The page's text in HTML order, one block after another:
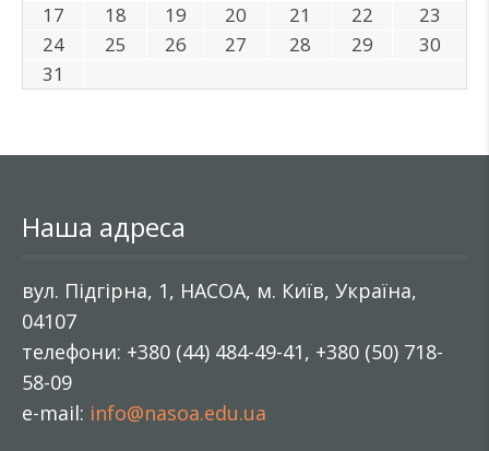
17
18 19 20 21 22
23
24
25 26 27 28 29
30
31
Наша адреса
вул. Підгірна, 1, НАСОА, м. Київ, Україна,
04107
телефони: +380 (44) 484-49-41, +380 (50) 718-
58-09
e-mail: info@nasoa.edu.ua